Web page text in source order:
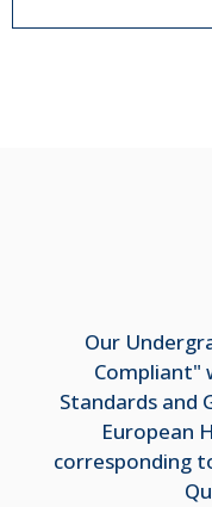
Our
Compliant"
Standards and
European
corresponding